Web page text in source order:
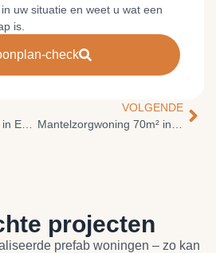
uw situatie en weet u wat een
is.
check
VOLGENDE
projecten
prefab woningen – zo kan